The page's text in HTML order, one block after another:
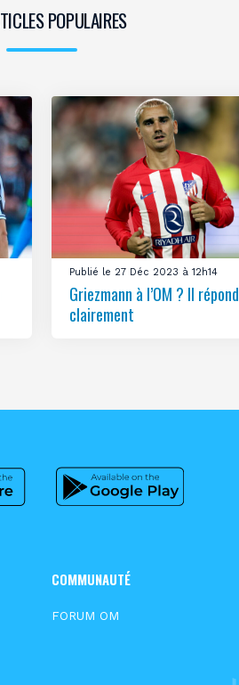
POPULAIRES
Publié le 27 Déc 2023 à 12h14
Griezmann à l’OM ? Il répond
clairement
COMMUNAUTÉ
FORUM OM